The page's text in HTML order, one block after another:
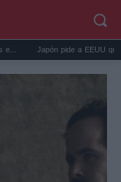
pide a EEUU que deje de